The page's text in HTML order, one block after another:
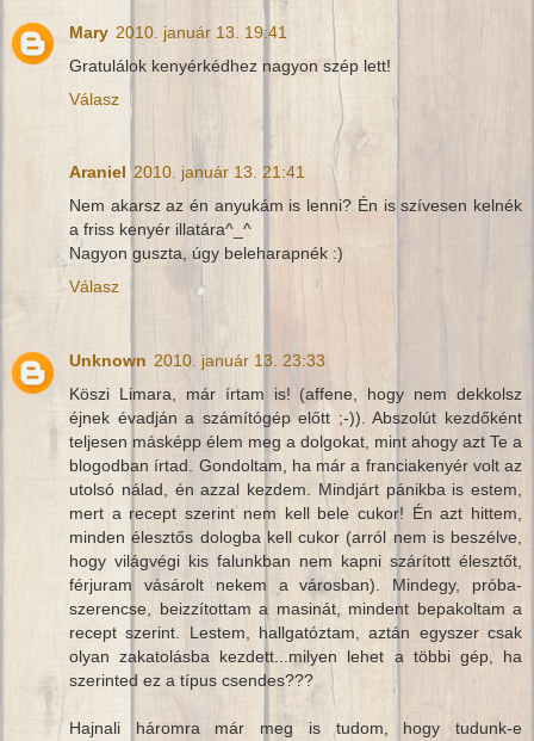
Mary 2010. január 13. 19:41
Gratulálok kenyérkédhez nagyon szép lett!
Válasz
Araniel 2010. január 13. 21:41
Nem akarsz az én anyukám is lenni? Én is szívesen kelnék
a friss kenyér illatára^_^
Nagyon guszta, úgy beleharapnék :)
Válasz
Unknown 2010. január 13. 23:33
Köszi Limara, már írtam is! (affene, hogy nem dekkolsz
éjnek évadján a számítógép előtt ;-)). Abszolút kezdőként
teljesen másképp élem meg a dolgokat, mint ahogy azt Te a
blogodban írtad. Gondoltam, ha már a franciakenyér volt az
utolsó nálad, én azzal kezdem. Mindjárt pánikba is estem,
mert a recept szerint nem kell bele cukor! Én azt hittem,
minden élesztős dologba kell cukor (arról nem is beszélve,
hogy világvégi kis falunkban nem kapni szárított élesztőt,
férjuram vásárolt nekem a városban). Mindegy, próba-
szerencse, beizzítottam a masinát, mindent bepakoltam a
recept szerint. Lestem, hallgatóztam, aztán egyszer csak
olyan zakatolásba kezdett...milyen lehet a többi gép, ha
szerinted ez a típus csendes???
Hajnali háromra már meg is tudom, hogy tudunk-e